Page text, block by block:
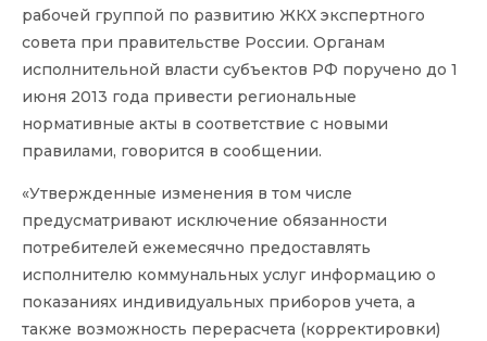
рабочей группой по развитию ЖКХ экспертного
совета при правительстве России. Органам
исполнительной власти субъектов РФ поручено до 1
июня 2013 года привести региональные
нормативные акты в соответствие с новыми
правилами, говорится в сообщении.
«Утвержденные изменения в том числе
предусматривают исключение обязанности
потребителей ежемесячно предоставлять
исполнителю коммунальных услуг информацию о
показаниях индивидуальных приборов учета, а
также возможность перерасчета (корректировки)